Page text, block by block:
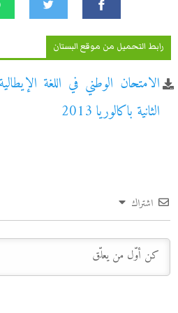
رابط التحميل من موقع البستان
الامتحان الوطني في اللغة
الثانية باكالوريا 2013
اشتراك